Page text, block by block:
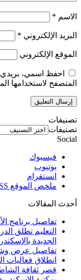
الاسم *
البريد الإلكتروني *
الموقع الإلكتروني
احفظ اسمي، بريدي
المتصفح لاستخدامها
تصنيفات
تصنيفات
Social
فيسبوك
يوتيوب
انستقرام
ملخص الموقع RSS
أحدث المقالات
تفاصيل برنامج
التعليم تطلق
الجديدة بالإسكندرية و 4 محافظات
تفاصيل عرض
انطلاق فعاليات
قصر ثقافة